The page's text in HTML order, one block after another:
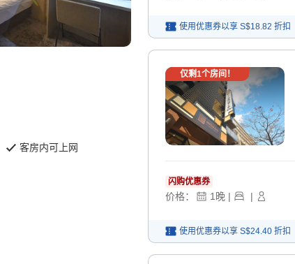
客房内可上网
使用优惠券以享 S$18.82 折扣
仅剩1个房间！
闪购优惠券
价格： 1 晚 | |
使用优惠券以享 S$24.40 折扣